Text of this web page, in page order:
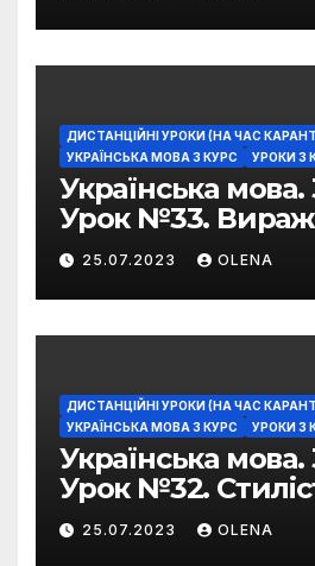
ДИСТАНЦІЙНІ УРОКИ (НА ЧАС
УКРАЇНСЬКА МОВА 3 КУРС
УРОКИ 3
Українська мова.
Урок №33.
можливості
25.07.2023 OLENA
ДИСТАНЦІЙНІ УРОКИ (НА ЧАС
УКРАЇНСЬКА МОВА 3 КУРС
УРОКИ 3
Українська мова.
Урок №32.
забарвлення
фразеологізмів
25.07.2023 OLENA